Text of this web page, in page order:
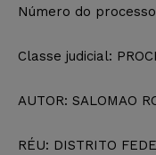
Número do
Classe judicial:
AUTOR: SALOMAO
RÉU: DISTRITO